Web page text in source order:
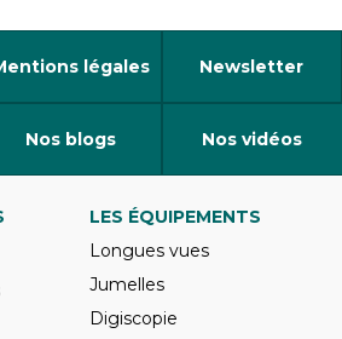
légales Newsletter
Nos blogs Nos vidéos
LES ÉQUIPEMENTS
Longues vues
Jumelles
Digiscopie